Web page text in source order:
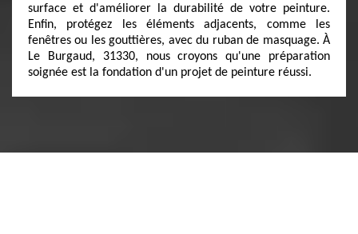
surface et d'améliorer la durabilité de votre peinture.
Enfin, protégez les éléments adjacents, comme les
fenêtres ou les gouttières, avec du ruban de masquage. À
Le Burgaud, 31330, nous croyons qu'une préparation
soignée est la fondation d'un projet de peinture réussi.